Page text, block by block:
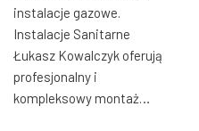
instalacje gazowe.
Instalacje Sanitarne
Łukasz Kowalczyk oferują
profesjonalny i
kompleksowy montaż…